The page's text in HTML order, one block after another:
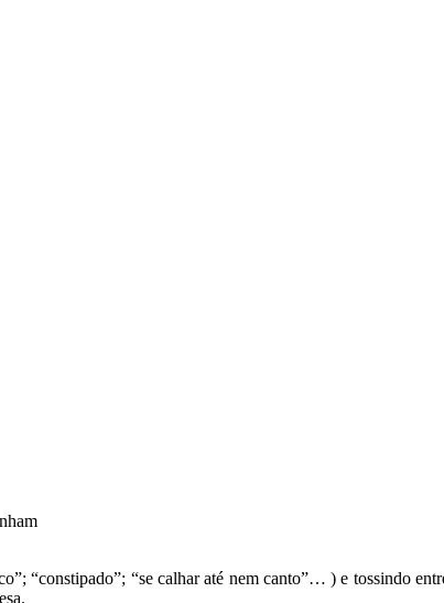
“constipado”; “se calhar até nem canto”… ) e tossindo